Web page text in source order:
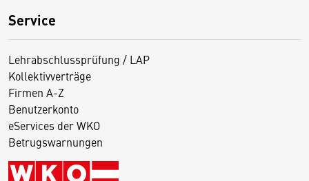
Service
Lehrabschlussprüfung / LAP
Kollektivverträge
Firmen A-Z
Benutzerkonto
eServices der WKO
Betrugswarnungen